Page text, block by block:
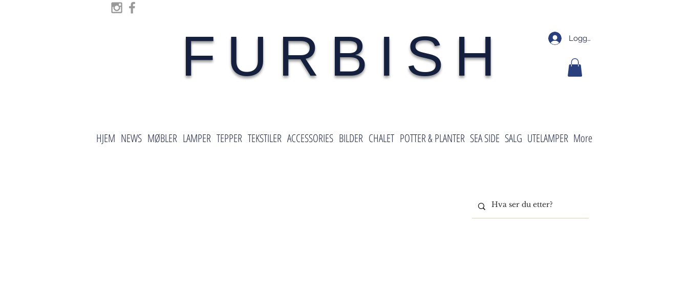
FURBISH Logg inn
HJEM NEWS MØBLER LAMPER TEPPER TEKSTILER ACCESSORIES BILDER CHALET POTTER & PLANTER SEA SIDE SALG UTELAMPER More